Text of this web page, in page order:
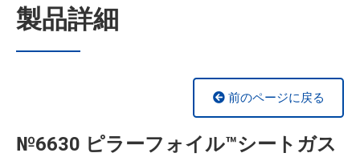
製品詳細
前のページに戻る
№6630 ピラーフォイル™シートガス